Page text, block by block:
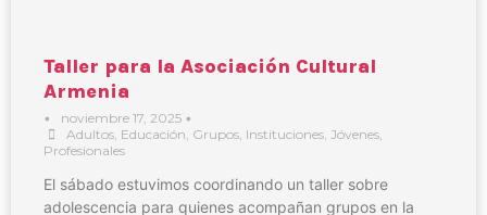
Taller para la Asociación Cultural
Armenia
• noviembre 17, 2025 •
Adultos, Educación, Grupos, Instituciones, Jóvenes,
Profesionales
El sábado estuvimos coordinando un taller sobre
adolescencia para quienes acompañan grupos en la